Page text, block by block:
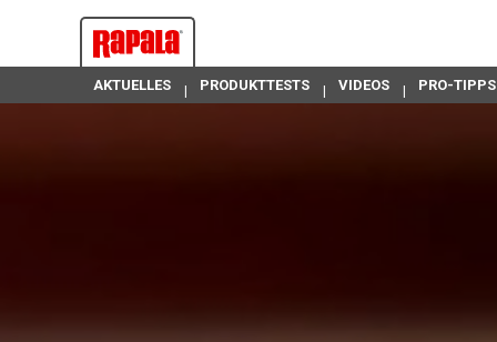
AKTUELLES PRODUKTTESTS VIDEOS PRO-TIPPS